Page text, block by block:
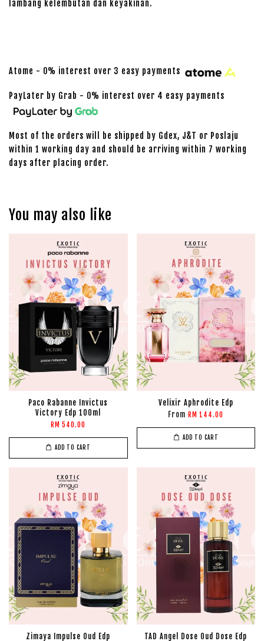
lambang kelembutan dan keyakinan.
Atome - 0% interest over 3 easy payments
PayLater by Grab - 0% interest over 4 easy payments
Most of the orders will be shipped by Gdex, J&T or Poslaju
within 1 working day and should be arriving within 7 working
days after placing order.
You may also like
Paco Rabanne Invictus
Victory Edp 100ml
RM 540.00
ADD TO CART
Velixir Aphrodite Edp
From RM 144.00
ADD TO CART
Zimaya Impulse Oud Edp
TAD Angel Dose Oud Dose Edp